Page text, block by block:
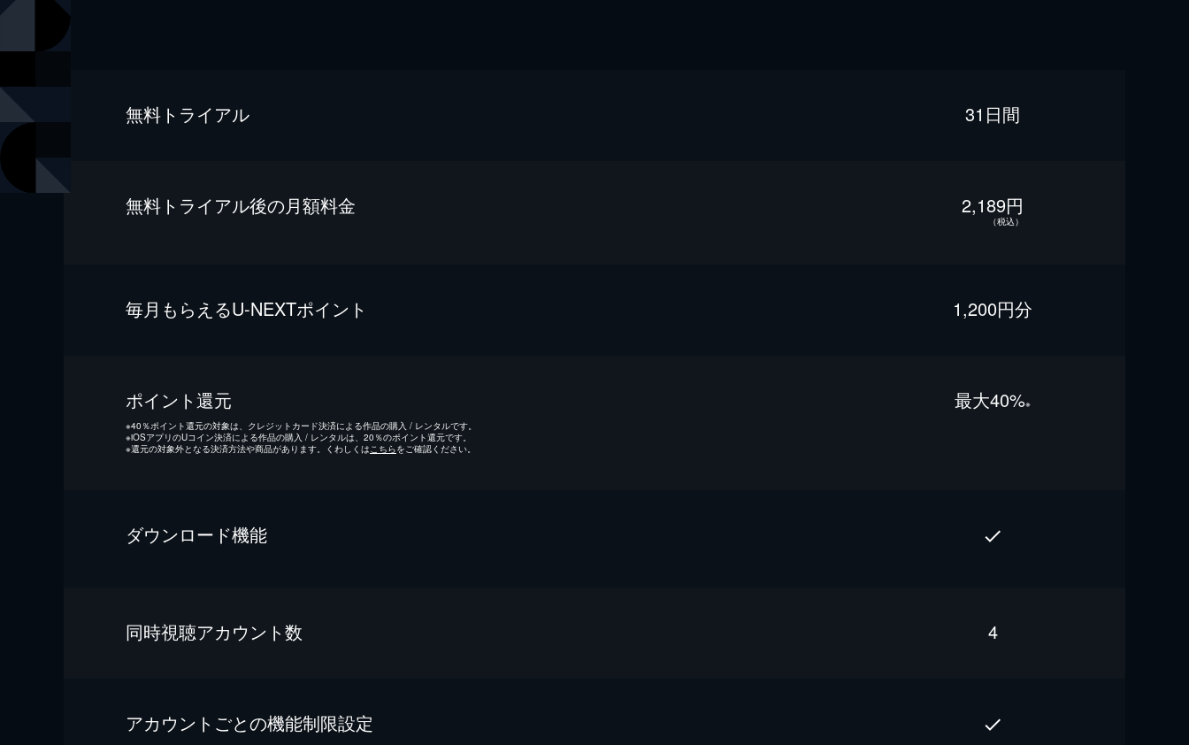
無料トライアル 31日間
無料トライアル後の⽉額料金 2,189円
（税込）
毎⽉もらえるU-NEXTポイント 1,200円分
ポイント還元 最⼤40%※
※40％ポイント還元の対象は、クレジットカード決済による作品の購入 / レンタルです。
※iOSアプリのUコイン決済による作品の購入 / レンタルは、20％のポイント還元です。
※還元の対象外となる決済方法や商品があります。くわしくはこちらをご確認ください。
ダウンロード機能
同時視聴アカウント数 4
アカウントごとの機能制限設定